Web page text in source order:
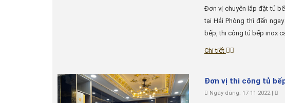
Đơn vị chuyên lắp đặt tủ
tại Hải Phòng thì đến
bếp, thi công tủ bếp inox
Chi tiết
Đơn vị thi công tủ
Ngày đăng: 17-11-2022 |